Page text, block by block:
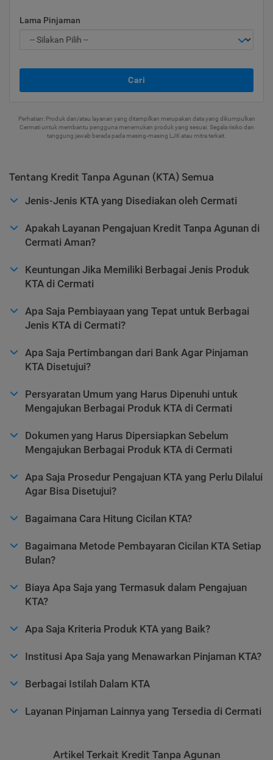
Lama Pinjaman
Cari
Perhatian: Produk dan/atau layanan yang ditampilkan merupakan data yang dikumpulkan
Cermati untuk membantu pengguna menemukan produk yang sesuai. Segala risiko dan
tanggung jawab berada pada masing-masing LJK atau mitra terkait.
Tentang Kredit Tanpa Agunan (KTA) Semua
Jenis-Jenis KTA yang Disediakan oleh Cermati
Apakah Layanan Pengajuan Kredit Tanpa Agunan di
Cermati Aman?
Keuntungan Jika Memiliki Berbagai Jenis Produk
KTA di Cermati
Apa Saja Pembiayaan yang Tepat untuk Berbagai
Jenis KTA di Cermati?
Apa Saja Pertimbangan dari Bank Agar Pinjaman
KTA Disetujui?
Persyaratan Umum yang Harus Dipenuhi untuk
Mengajukan Berbagai Produk KTA di Cermati
Dokumen yang Harus Dipersiapkan Sebelum
Mengajukan Berbagai Produk KTA di Cermati
Apa Saja Prosedur Pengajuan KTA yang Perlu Dilalui
Agar Bisa Disetujui?
Bagaimana Cara Hitung Cicilan KTA?
Bagaimana Metode Pembayaran Cicilan KTA Setiap
Bulan?
Biaya Apa Saja yang Termasuk dalam Pengajuan
KTA?
Apa Saja Kriteria Produk KTA yang Baik?
Institusi Apa Saja yang Menawarkan Pinjaman KTA?
Berbagai Istilah Dalam KTA
Layanan Pinjaman Lainnya yang Tersedia di Cermati
Artikel Terkait Kredit Tanpa Agunan